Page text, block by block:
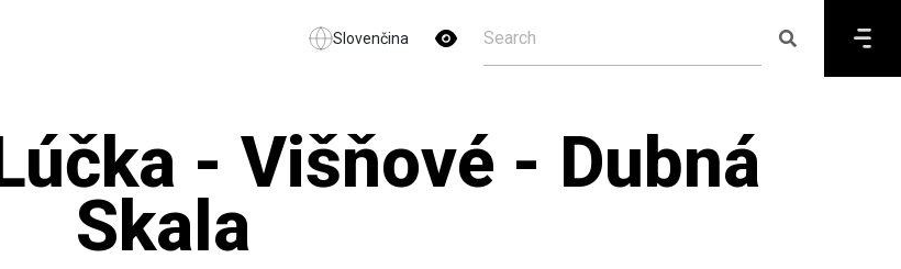
Slovenčina
- Višňové - Dubná
Skala